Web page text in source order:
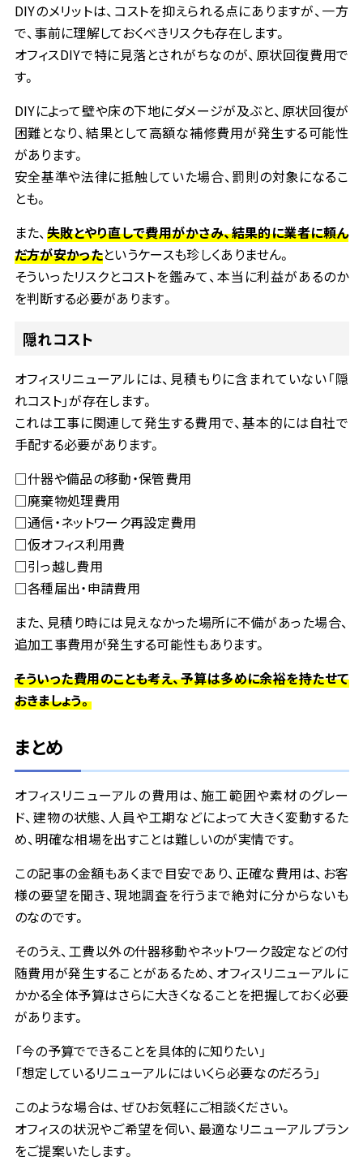
DIYのメリットは、コストを抑えられる点にありますが、一方
で、事前に理解しておくべきリスクも存在します。
オフィスDIYで特に見落とされがちなのが、原状回復費用で
す。
DIYによって壁や床の下地にダメージが及ぶと、原状回復が
困難となり、結果として高額な補修費用が発生する可能性
があります。
安全基準や法律に抵触していた場合、罰則の対象になるこ
とも。
また、 失敗とやり直しで費用がかさみ、結果的に業者に頼ん
だ方が安かったというケースも珍しくありません。
そういったリスクとコストを鑑みて、本当に利益があるのか
を判断する必要があります。
隠れコスト
オフィスリニューアルには、見積もりに含まれていない「隠
れコスト」が存在します。
これは工事に関連して発生する費用で、基本的には自社で
手配する必要があります。
□什器や備品の移動・保管費用
□廃棄物処理費用
□通信・ネットワーク再設定費用
□仮オフィス利用費
□引っ越し費用
□各種届出・申請費用
また、見積り時には見えなかった場所に不備があった場合、
追加工事費用が発生する可能性もあります。
そういった費用のことも考え、予算は多めに余裕を持たせて
おきましょう。
まとめ
オフィスリニューアルの費用は、施工範囲や素材のグレー
ド、建物の状態、人員や工期などによって大きく変動するた
め、明確な相場を出すことは難しいのが実情です。
この記事の金額もあくまで目安であり、正確な費用は、お客
様の要望を聞き、現地調査を行うまで絶対に分からないも
のなのです。
そのうえ、工費以外の什器移動やネットワーク設定などの付
随費用が発生することがあるため、オフィスリニューアルに
かかる全体予算はさらに大きくなることを把握しておく必要
があります。
「今の予算でできることを具体的に知りたい」
「想定しているリニューアルにはいくら必要なのだろう」
このような場合は、ぜひお気軽にご相談ください。
オフィスの状況やご希望を伺い、最適なリニューアルプラン
をご提案いたします。